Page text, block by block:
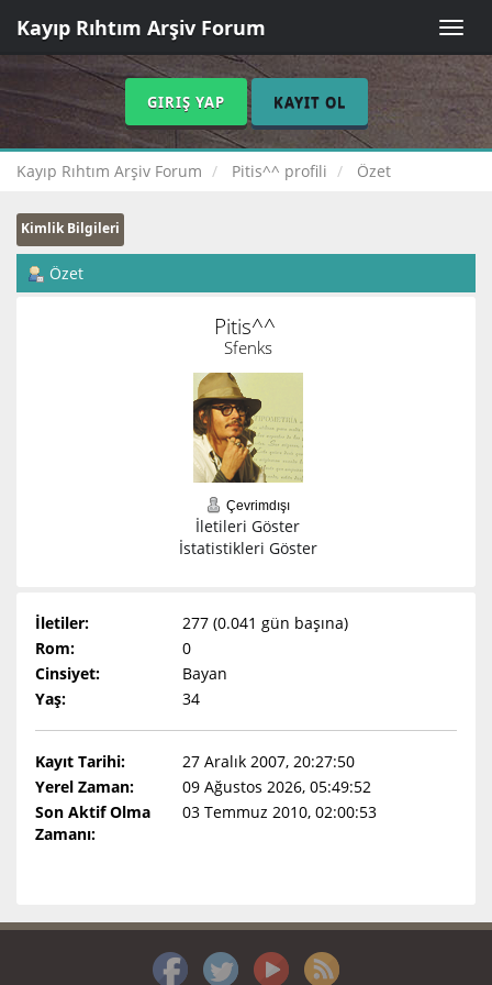
Toggle
Kayıp Rıhtım Arşiv Forum
GIRIŞ YAP KAYIT OL
Kayıp Rıhtım Arşiv Forum Pitis^^ profili Özet
Kimlik Bilgileri
Özet
Pitis^^
Sfenks
Çevrimdışı
İletileri Göster
İstatistikleri Göster
İletiler:
277 (0.041 gün başına)
Rom:
0
Cinsiyet:
Bayan
Yaş:
34
Kayıt Tarihi:
27 Aralık 2007, 20:27:50
Yerel Zaman:
09 Ağustos 2026, 05:49:52
Son Aktif Olma
Zamanı:
03 Temmuz 2010, 02:00:53